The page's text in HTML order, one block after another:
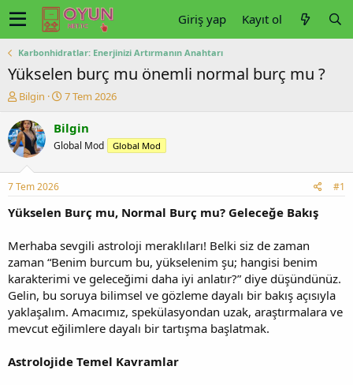
Giriş yap Kayıt ol
Karbonhidratlar: Enerjinizi Artırmanın Anahtarı
Yükselen burç mu önemli normal burç mu ?
K
n
u
y
b
a
ş
t
a
n
Bilgin
B
ş
a
ç
r
i
h
i
7 Tem 2026
Bilgin
Global Mod Global Mod
7 Tem 2026 #1
Yükselen Burç mu, Normal Burç mu? Geleceğe Bakış
Merhaba sevgili astroloji meraklıları! Belki siz de zaman
zaman “Benim burcum bu, yükselenim şu; hangisi benim
karakterimi ve geleceğimi daha iyi anlatır?” diye düşündünüz.
Gelin, bu soruya bilimsel ve gözleme dayalı bir bakış açısıyla
yaklaşalım. Amacımız, spekülasyondan uzak, araştırmalara ve
mevcut eğilimlere dayalı bir tartışma başlatmak.
Astrolojide Temel Kavramlar